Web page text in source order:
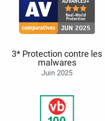
3* Protection contre les
malwares
Juin 2025